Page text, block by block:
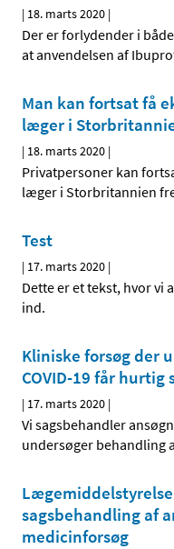
| 18. marts 2020 |
Der er forlydender i
at anvendelsen af
Man kan fortsat få
læger i
| 18. marts 2020 |
Privatpersoner kan
læger i Storbritannien
Test
| 17. marts 2020 |
Dette er et tekst, hvor vi
ind.
Kliniske forsøg der
COVID-19 får
| 17. marts 2020 |
Vi sagsbehandler
undersøger behandling
sagsbehandling af
medicinforsøg